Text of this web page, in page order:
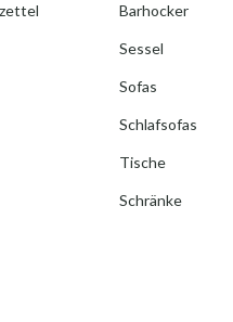
Barhocker
Sessel
Sofas
Schlafsofas
Tische
Schränke